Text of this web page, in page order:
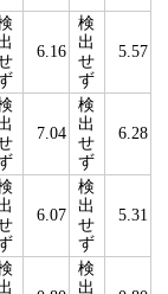
6.16
検
出
せ
ず
5.57
7.04
検
出
せ
ず
6.28
6.07
検
出
せ
ず
5.31
検
出